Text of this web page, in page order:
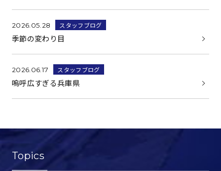
Topics
2026.05.28 スタッフブログ
季節の変わり目
2026.06.17 スタッフブログ
嗚呼広すぎる兵庫県